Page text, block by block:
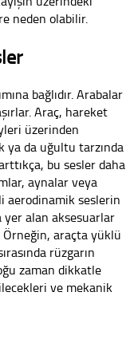
neden olabilir.
bağlıdır. Arabalar
Araç, hareket
üzerinden
ya da uğultu tarzında
bu sesler daha
aynalar veya
aerodinamik seslerin
yer alan aksesuarlar
Örneğin, araçta yüklü
rüzgarın
zaman dikkatle
ve mekanik